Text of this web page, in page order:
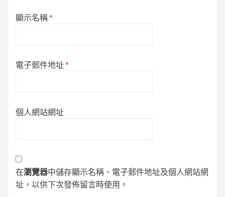
顯示名稱*
電子郵件地址*
個人網站網址
在瀏覽器中儲存顯示名稱、電子郵件地址及個人網站網
址，以供下次發佈留言時使用。